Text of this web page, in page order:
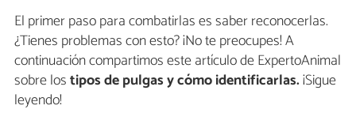
El primer paso para combatirlas es saber reconocerlas.
¿Tienes problemas con esto? ¡No te preocupes! A
continuación compartimos este artículo de ExpertoAnimal
sobre lostipos de pulgas y cómo identificarlas.¡Sigue
leyendo!